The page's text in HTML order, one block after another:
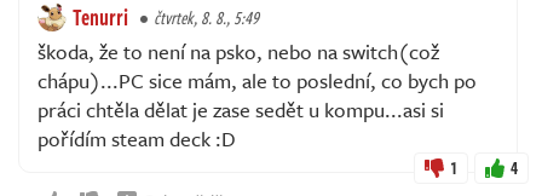
Tenurri čtvrtek, 8. 8., 5:49
škoda, že to není na psko, nebo na switch(což
chápu)...PC sice mám, ale to poslední, co bych po
práci chtěla dělat je zase sedět u kompu...asi si
pořídím steam deck :D
1 4